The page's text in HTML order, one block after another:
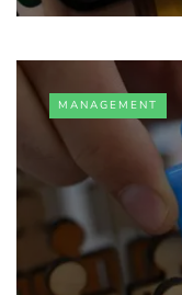
MANAGEMENT